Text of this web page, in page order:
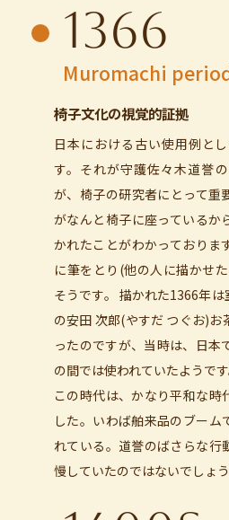
1366
Muromachi
椅子文化の視覚的証拠
日本における古い使用例と
す。それが守護佐々木道誉
が、椅子の研究者にとって重
がなんと椅子に座っているか
かれたことがわかっておりま
に筆をとり(他の人に描かせ
そうです。 描かれた1366年
の安田 次郎(やすだ つぐお)
ったのですが、当時は、日本
の間では使われていたようです
この時代は、かなり平和な時
した。いわば舶来品のブーム
れている。道誉のばさらな行
慢していたのではないでしょう